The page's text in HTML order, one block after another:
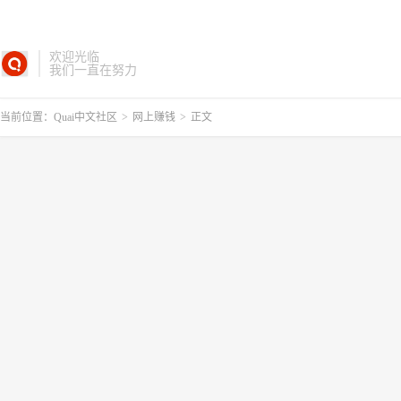
欢迎光临
我们一直在努力
当前位置： Quai中文社区 > 网上赚钱 > 正文